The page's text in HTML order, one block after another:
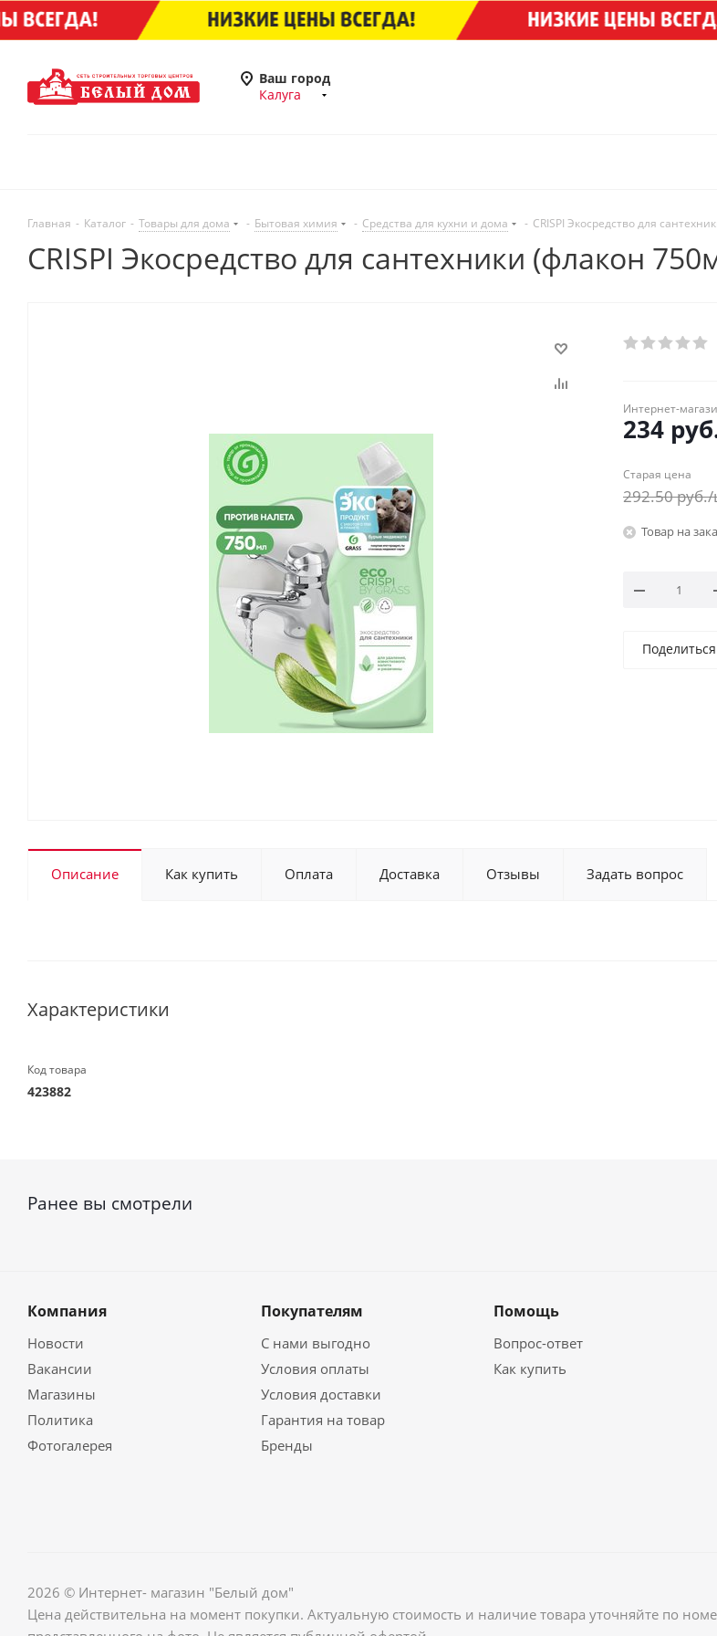
Ваш город
Калуга
Главная - Каталог - Товары для дома - Бытовая химия - Средства для кухни и дома - CRISPI Экосредство для
CRISPI Экосредство для сантехники (флакон
Интернет-
234
Старая цена
292.50руб./
Товар на
Поделиться
Описание Как купить Оплата Доставка Отзывы Задать вопрос
Характеристики
Код товара
423882
Ранее вы смотрели
Компания
Новости
Вакансии
Магазины
Политика
Фотогалерея
Покупателям
С нами выгодно
Условия оплаты
Условия доставки
Гарантия на товар
Бренды
Помощь
Вопрос-ответ
Как купить
2026 © Интернет- магазин "Белый дом"
Цена действительна на момент покупки. Актуальную стоимость и наличие товара уточняйте по